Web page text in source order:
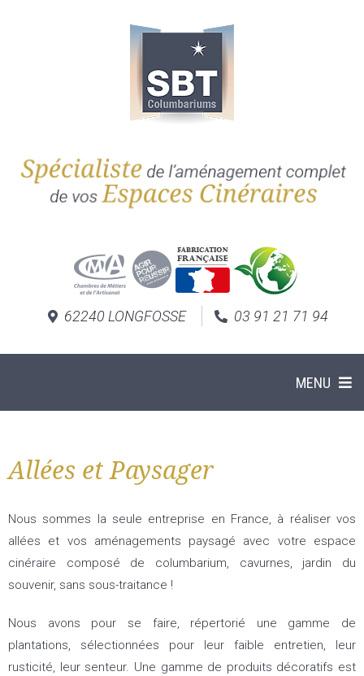
62240 LONGFOSSE 03 91 21 71 94
MENU
Allées et Paysager
Nous sommes la seule entreprise en France, à réaliser vos
allées et vos aménagements paysagé avec votre espace
cinéraire composé de columbarium, cavurnes, jardin du
souvenir, sans sous-traitance !
Nous avons pour se faire, répertorié une gamme de
plantations, sélectionnées pour leur faible entretien, leur
rusticité, leur senteur. Une gamme de produits décoratifs est